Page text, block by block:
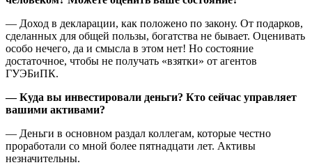
— Доход в декларации, как положено по закону. От подарков,
сделанных для общей пользы, богатства не бывает. Оценивать
особо нечего, да и смысла в этом нет! Но состояние
достаточное, чтобы не получать «взятки» от агентов
ГУЭБиПК.
— Куда вы инвестировали деньги? Кто сейчас управляет
вашими активами?
— Деньги в основном раздал коллегам, которые честно
проработали со мной более пятнадцати лет. Активы
незначительны.